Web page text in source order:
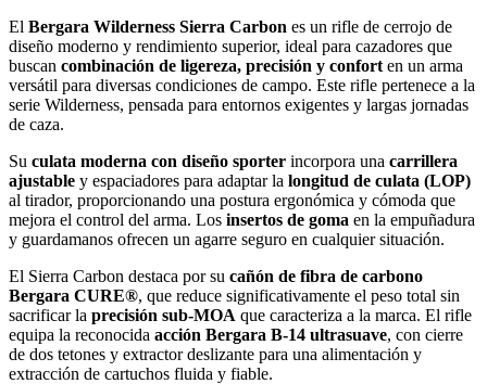
El Bergara Wilderness Sierra Carbon es un rifle de cerrojo de
diseño moderno y rendimiento superior, ideal para cazadores que
buscan combinación de ligereza, precisión y confort en un arma
versátil para diversas condiciones de campo. Este rifle pertenece a la
serie Wilderness, pensada para entornos exigentes y largas jornadas
de caza.
Su culata moderna con diseño sporter incorpora una carrillera
ajustable y espaciadores para adaptar la longitud de culata (LOP)
al tirador, proporcionando una postura ergonómica y cómoda que
mejora el control del arma. Los insertos de goma en la empuñadura
y guardamanos ofrecen un agarre seguro en cualquier situación.
El Sierra Carbon destaca por su cañón de fibra de carbono
Bergara CURE®, que reduce significativamente el peso total sin
sacrificar la precisión sub-MOA que caracteriza a la marca. El rifle
equipa la reconocida acción Bergara B-14 ultrasuave, con cierre
de dos tetones y extractor deslizante para una alimentación y
extracción de cartuchos fluida y fiable.